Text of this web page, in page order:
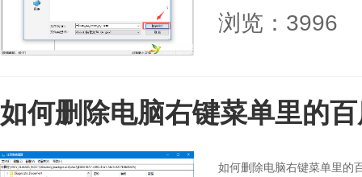
浏览：3996
如何删除电脑右键菜单里的
如何删除电脑右键菜单里的